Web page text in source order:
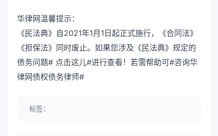
华律网温馨提示：
《民法典》自2021年1月1日起正式施行，《合同法》
《担保法》同时废止。如果您涉及《民法典》规定的
债务问题# 点击这儿#进行查看！若需帮助可#咨询华
律网债权债务律师#
标签：